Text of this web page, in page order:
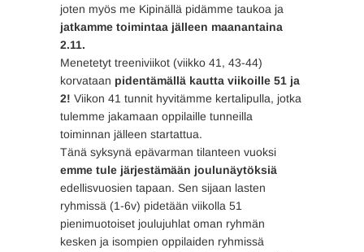
joten myös me Kipinällä pidämme taukoa ja
jatkamme toimintaa jälleen maanantaina
2.11.
Menetetyt treeniviikot (viikko 41, 43-44)
korvataan pidentämällä kautta viikoille 51 ja
2! Viikon 41 tunnit hyvitämme kertalipulla, jotka
tulemme jakamaan oppilaille tunneilla
toiminnan jälleen startattua.
Tänä syksynä epävarman tilanteen vuoksi
emme tule järjestämään joulunäytöksiä
edellisvuosien tapaan. Sen sijaan lasten
ryhmissä (1-6v) pidetään viikolla 51
pienimuotoiset joulujuhlat oman ryhmän
kesken ja isompien oppilaiden ryhmissä